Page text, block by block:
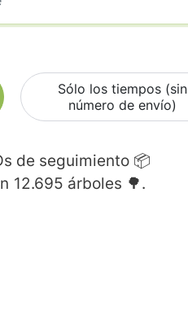
Sólo los tiempos (sin
número de envío)
de seguimiento 📦
12.695 árboles 🌳.